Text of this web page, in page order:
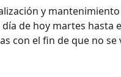
y
de hoy martes hasta
con el fin de que no